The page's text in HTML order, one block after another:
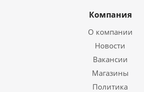
Компания
О компании
Новости
Вакансии
Магазины
Политика